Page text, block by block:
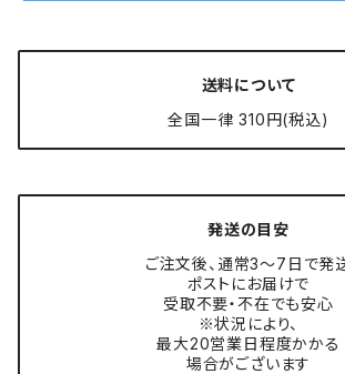
送料について
全国一律 310円(税込)
発送の目安
ご注文後、通常3〜7日で発
ポストにお届けで
受取不要・不在でも安心
※状況により、
最大20営業日程度かかる
場合がございます